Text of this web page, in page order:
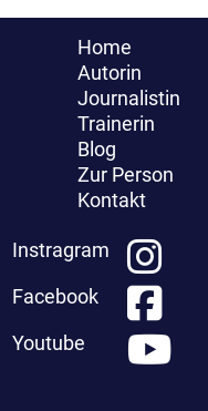
Home
Autorin
Journalistin
Trainerin
Blog
Zur Person
Kontakt
Instragram
Facebook
Youtube